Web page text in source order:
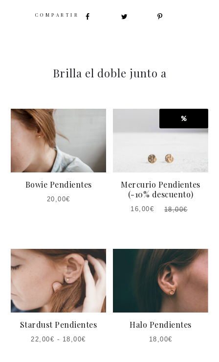
SHARE
Brilla el doble junto a
Bowie Pendientes
20,00€
%
Mercurio Pendientes
(-10% descuento)
18,00€
EL
ERA:
16,00€
EL
16,00€.
Stardust Pendientes
18,00€
-
22,00€
Halo Pendientes
18,00€